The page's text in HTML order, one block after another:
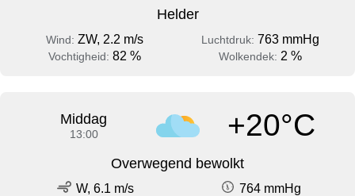
Helder
Wind: ZW, 2.2 m/s Luchtdruk: 763 mmHg
Vochtigheid: 82 % Wolkendek: 2 %
Middag
13:00 +20°C
Overwegend bewolkt
W, 6.1 m/s
764 mmHg